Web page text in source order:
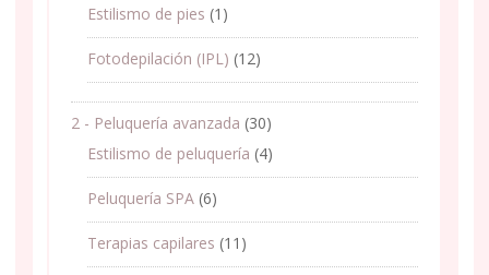
Estilismo de pies (1)
Fotodepilación (IPL) (12)
2 - Peluquería avanzada (30)
Estilismo de peluquería (4)
Peluquería SPA (6)
Terapias capilares (11)